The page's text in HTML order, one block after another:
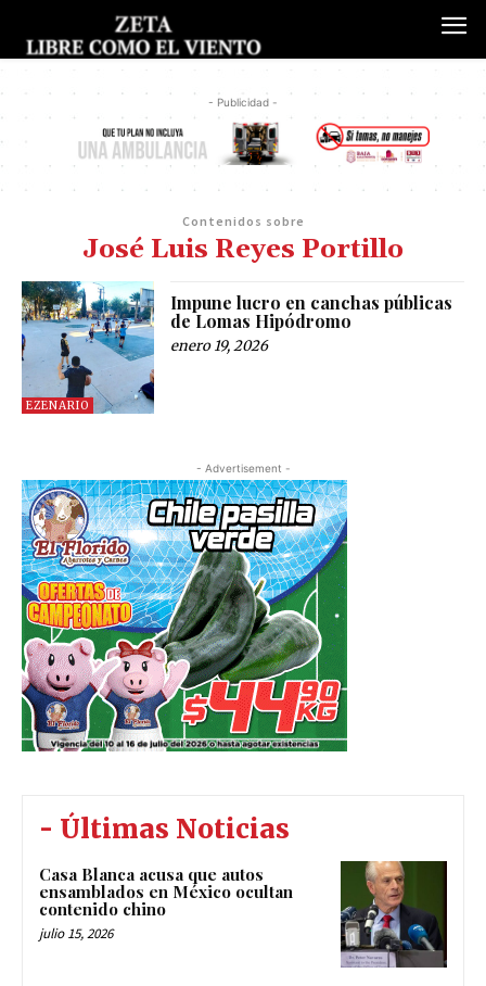
- Publicidad -
Contenidos sobre
José Luis Reyes Portillo
EZENARIO
Impune lucro en canchas públicas
de Lomas Hipódromo
enero 19, 2026
- Advertisement -
- Últimas Noticias
Casa Blanca acusa que autos
ensamblados en México ocultan
contenido chino
julio 15, 2026